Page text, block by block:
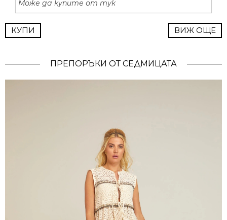
Може да купите от тук
КУПИ ВИЖ ОЩЕ
ПРЕПОРЪКИ ОТ СЕДМИЦАТА